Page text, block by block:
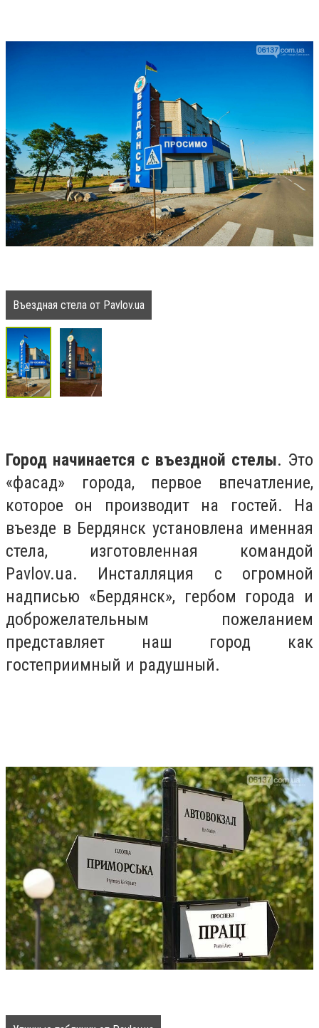
Въездная стела от Pavlov.ua
Город начинается с въездной стелы. Это
«фасад» города, первое впечатление,
которое он производит на гостей. На
въезде в Бердянск установлена именная
стела, изготовленная командой
Pavlov.ua. Инсталляция с огромной
надписью «Бердянск», гербом города и
доброжелательным пожеланием
представляет наш город как
гостеприимный и радушный.